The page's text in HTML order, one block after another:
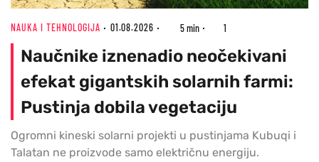
NAUKA I TEHNOLOGIJA 01.08.2026 5 min 1
Naučnike iznenadio neočekivani
efekat gigantskih solarnih farmi:
Pustinja dobila vegetaciju
Ogromni kineski solarni projekti u pustinjama Kubuqi i
Talatan ne proizvode samo električnu energiju.